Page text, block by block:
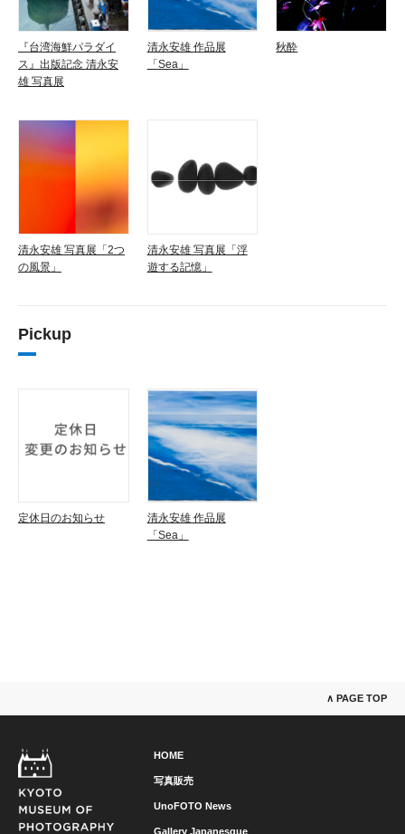
『台湾海鮮パラダイ
ス』出版記念 清永安
雄 写真展
清永安雄 作品展
「Sea」
秋酔
清永安雄 写真展「2つ
の風景」
清永安雄 写真展「浮
遊する記憶」
Pickup
定休日のお知らせ
清永安雄 作品展
「Sea」
∧ PAGE TOP
HOME
写真販売
UnoFOTO News
Gallery Japanesque